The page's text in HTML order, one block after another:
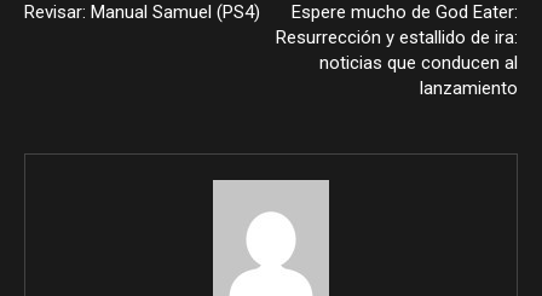
Revisar: Manual Samuel (PS4)
Espere mucho de God Eater:
Resurrección y estallido de ira:
noticias que conducen al
lanzamiento